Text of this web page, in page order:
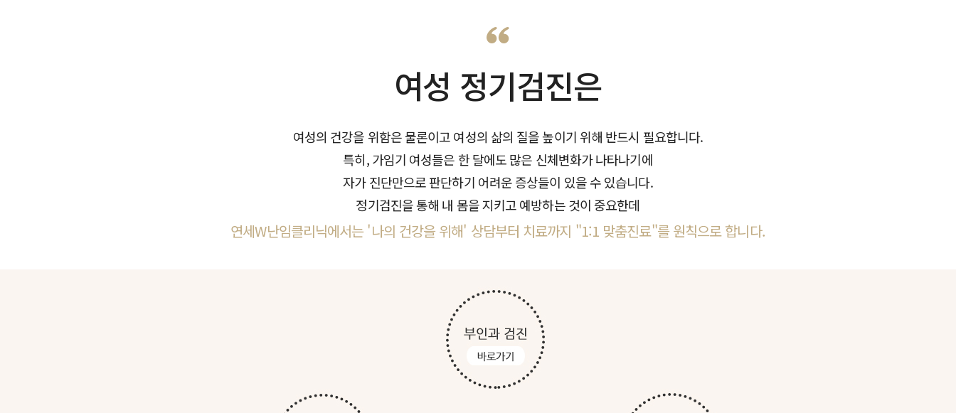
여성 정기검진은
여성의 건강을 위함은 물론이고 여성의 삶의 질을 높이기 위해 반드시 필요합니다.
특히, 가임기 여성들은 한 달에도 많은 신체변화가 나타나기에
자가 진단만으로 판단하기 어려운 증상들이 있을 수 있습니다.
정기검진을 통해 내 몸을 지키고 예방하는 것이 중요한데
연세W난임클리닉에서는 '나의 건강을 위해' 상담부터 치료까지 "1:1 맞춤진료"를 원칙으로 합니다.